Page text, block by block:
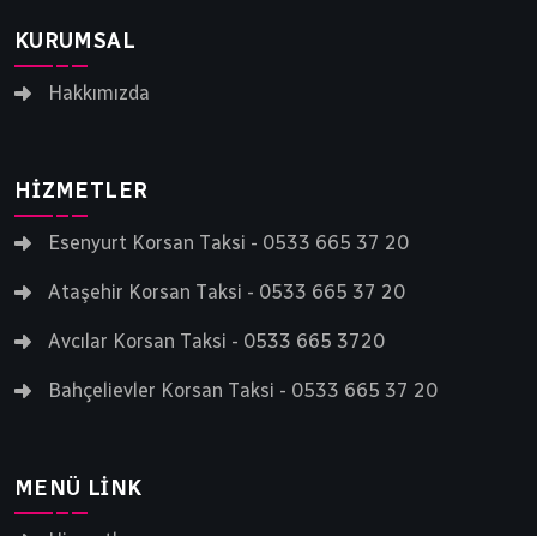
KURUMSAL
Hakkımızda
HIZMETLER
Esenyurt Korsan Taksi - 0533 665 37 20
Ataşehir Korsan Taksi - 0533 665 37 20
Avcılar Korsan Taksi - 0533 665 3720
Bahçelievler Korsan Taksi - 0533 665 37 20
MENÜ LINK